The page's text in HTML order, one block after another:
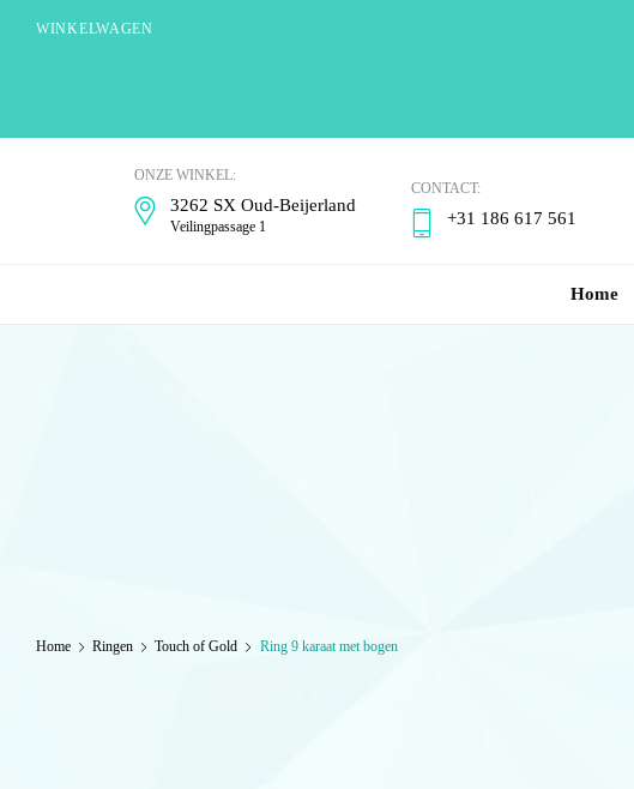
WINKELWAGEN
ONZE WINKEL:
3262 SX Oud-Beijerland
Veilingpassage 1
CONTACT:
+31 186 617 561
Home
Home Ringen Touch of Gold Ring 9 karaat met bogen